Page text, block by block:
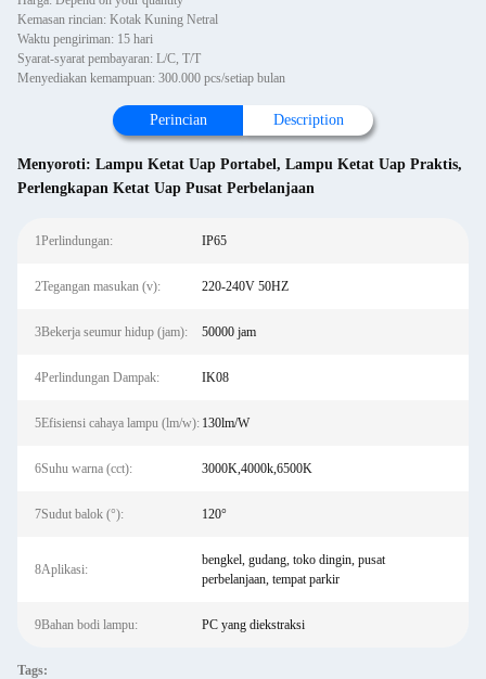
Kemasan rincian: Kotak Kuning Netral
Waktu pengiriman: 15 hari
Syarat-syarat pembayaran: L/C, T/T
Menyediakan kemampuan: 300.000 pcs/setiap bulan
Perincian Description
Menyoroti: Lampu Ketat Uap Portabel, Lampu Ketat Uap Praktis,
Perlengkapan Ketat Uap Pusat Perbelanjaan
1Perlindungan: IP65
2Tegangan masukan (v): 220-240V 50HZ
3Bekerja seumur hidup (jam): 50000 jam
4Perlindungan Dampak: IK08
5Efisiensi cahaya lampu (lm/w): 130lm/W
6Suhu warna (cct): 3000K,4000k,6500K
7Sudut balok (°): 120°
8Aplikasi:
bengkel, gudang, toko dingin, pusat
perbelanjaan, tempat parkir
9Bahan bodi lampu: PC yang diekstraksi
Tags: